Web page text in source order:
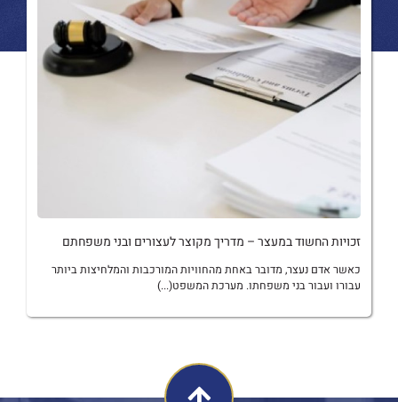
זכויות החשוד במעצר – מדריך מקוצר לעצורים ובני משפחתם
כאשר אדם נעצר, מדובר באחת מהחוויות המורכבות והמלחיצות ביותר
עבורו ועבור בני משפחתו. מערכת המשפט(...)